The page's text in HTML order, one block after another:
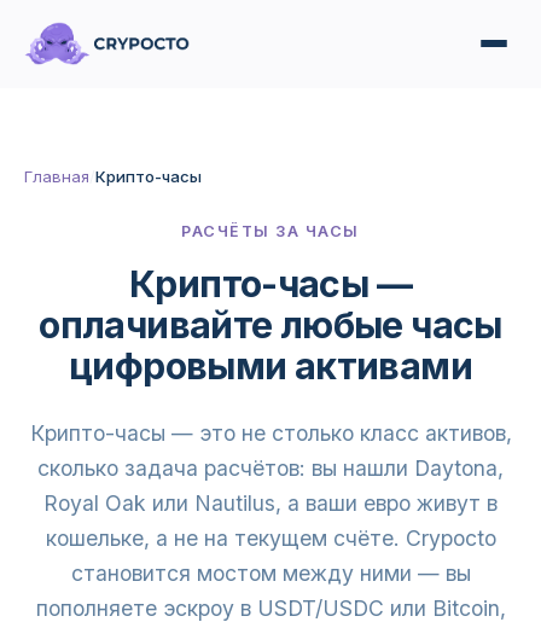
Главная Крипто-часы
РАСЧЁТЫ ЗА ЧАСЫ
Крипто-часы —
оплачивайте любые часы
цифровыми активами
Крипто-часы — это не столько класс активов,
сколько задача расчётов: вы нашли Daytona,
Royal Oak или Nautilus, а ваши евро живут в
кошельке, а не на текущем счёте. Crypocto
становится мостом между ними — вы
пополняете эскроу в USDT/USDC или Bitcoin,